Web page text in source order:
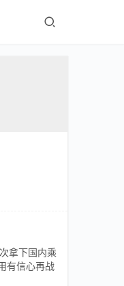
拿下国内乘
有信心再战